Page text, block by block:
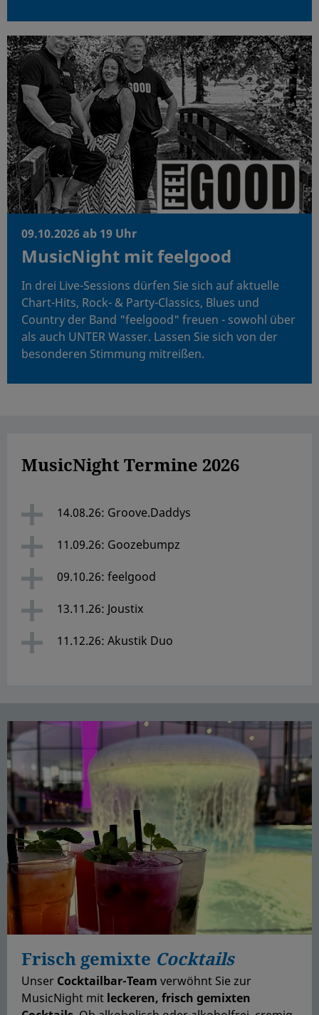
09.10.2026 ab 19 Uhr
MusicNight mit feelgood
In drei Live-Sessions dürfen Sie sich auf aktuelle
Chart-Hits, Rock- & Party-Classics, Blues und
Country der Band "feelgood" freuen - sowohl über
als auch UNTER Wasser. Lassen Sie sich von der
besonderen Stimmung mitreißen.
MusicNight Termine 2026
14.08.26: Groove.Daddys
11.09.26: Goozebumpz
09.10.26: feelgood
13.11.26: Joustix
11.12.26: Akustik Duo
Frisch gemixte Cocktails
Unser Cocktailbar-Team verwöhnt Sie zur
MusicNight mit leckeren, frisch gemixten